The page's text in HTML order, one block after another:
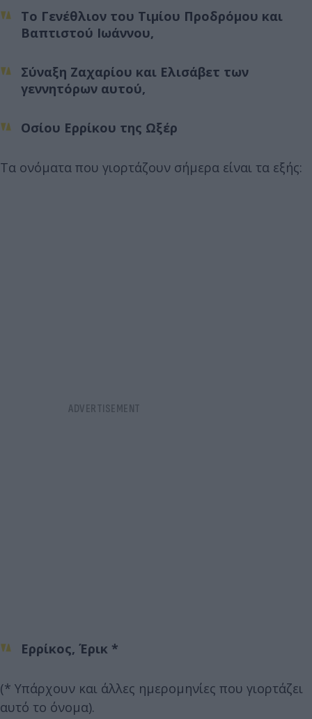
Το Γενέθλιον του Τιμίου Προδρόμου και
Βαπτιστού Ιωάννου,
Σύναξη Ζαχαρίου και Ελισάβετ των
γεννητόρων αυτού,
Οσίου Ερρίκου της Ωξέρ
Τα ονόματα που γιορτάζουν σήμερα είναι τα εξής:
Ερρίκος, Έρικ *
(* Υπάρχουν και άλλες ημερομηνίες που γιορτάζει
αυτό το όνομα).